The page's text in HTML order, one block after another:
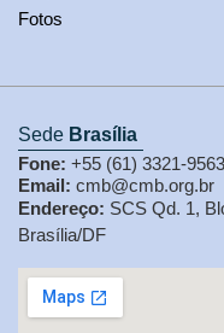
Fotos
Sede Brasília
Fone: +55 (61) 3321-9563
Email: cmb@cmb.org.br
Endereço: SCS Qd. 1,
Brasília/DF